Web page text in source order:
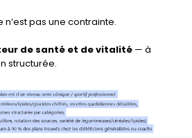
n’est pas une contrainte.
de santé et de vitalité — à
structurée.